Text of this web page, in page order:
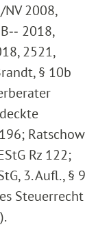
2008,
2018,
2521,
§ 10b
Ratschow
Rz 122;
3. Aufl., § 9
Steuerrecht